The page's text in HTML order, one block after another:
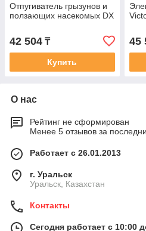
Отпугиватель грызунов и
ползающих насекомых DX
42 504 ₸
Купить
45
О нас
Рейтинг не сформирован
Менее 5 отзывов за
Работает с 26.01.2013
г. Уральск
Уральск, Казахстан
Контакты
Сегодня работает с 10:00